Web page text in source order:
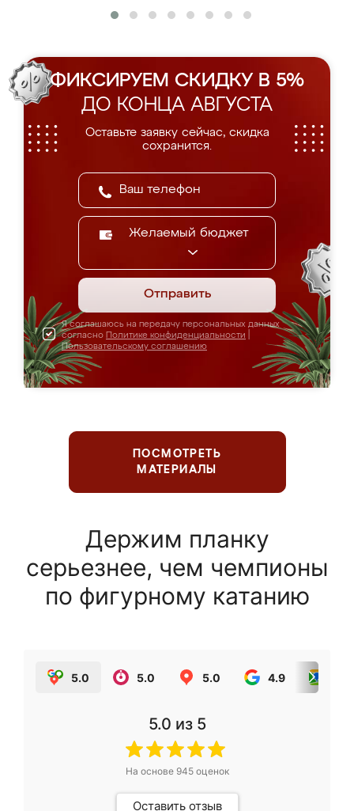
ФИКСИРУЕМ СКИДКУ В 5%
ДО КОНЦА АВГУСТА
Оставьте заявку сейчас, скидка
сохранится.
Желаемый бюджет
Отправить
Я соглашаюсь на передачу персональных данных
согласно Политике конфиденциальности
Пользовательскому соглашению
ПОСМОТРЕТЬ
МАТЕРИАЛЫ
Держим планку
серьезнее, чем чемпионы
по фигурному катанию
5.0 5.0 5.0 4.9
5.0 из 5
На основе 945оценок
Оставить отзыв